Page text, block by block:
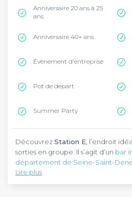
Anniversaire 20 ans à 25
ans
Anniversaire 40+ ans
Évènement d'entreprise
Pot de départ
Summer Party
DécouvrezStation E , l’endroit
sorties en groupe. Il s’agit d’un bar
département de Seine-Saint-
trouve rue de Paris, dans la
de la capitale. Pour vous y rendre,
Station Eest un bar atypique qui
Lire plus